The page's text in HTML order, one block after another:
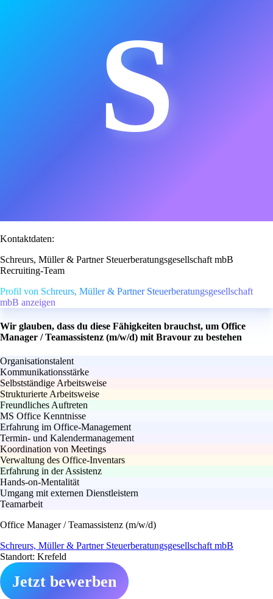
S
Kontaktdaten:
Schreurs, Müller & Partner Steuerberatungsgesellschaft mbB
Recruiting-Team
Profil von Schreurs, Müller & Partner Steuerberatungsgesellschaft
mbB anzeigen
Wir glauben, dass du diese Fähigkeiten brauchst, um Office
Manager / Teamassistenz (m/w/d) mit Bravour zu bestehen
Organisationstalent
Kommunikationsstärke
Selbstständige Arbeitsweise
Strukturierte Arbeitsweise
Freundliches Auftreten
MS Office Kenntnisse
Erfahrung im Office-Management
Termin- und Kalendermanagement
Koordination von Meetings
Verwaltung des Office-Inventars
Erfahrung in der Assistenz
Hands-on-Mentalität
Umgang mit externen Dienstleistern
Teamarbeit
Office Manager / Teamassistenz (m/w/d)
Schreurs, Müller & Partner Steuerberatungsgesellschaft mbB
Standort: Krefeld
Jetzt bewerben